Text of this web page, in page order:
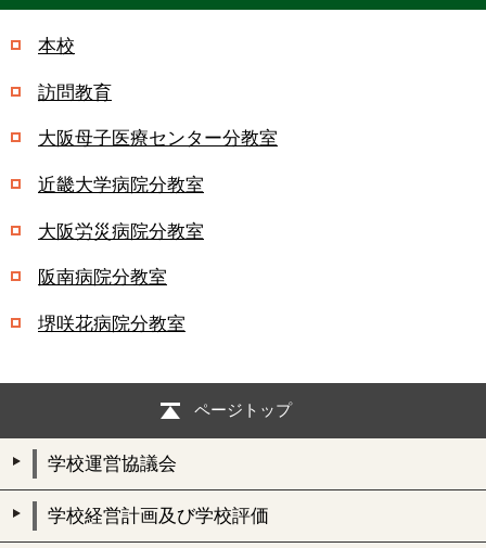
本校
訪問教育
大阪母子医療センター分教室
近畿大学病院分教室
大阪労災病院分教室
阪南病院分教室
堺咲花病院分教室
ページトップ
学校運営協議会
学校経営計画及び学校評価